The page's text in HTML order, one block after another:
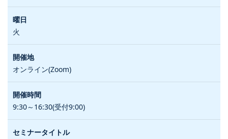
火
オンライン(Zoom)
9:30～16:30(受付9:00)